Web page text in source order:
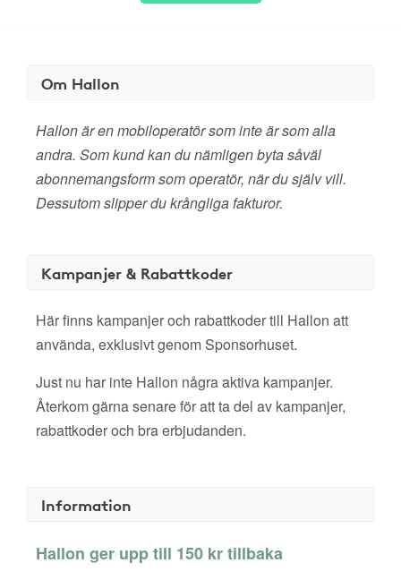
Om Hallon
Hallon är en mobiloperatör som inte är som alla
andra. Som kund kan du nämligen byta såväl
abonnemangsform som operatör, när du själv vill.
Dessutom slipper du krångliga fakturor.
Kampanjer & Rabattkoder
Här finns kampanjer och rabattkoder till Hallon att
använda, exklusivt genom Sponsorhuset.
Just nu har inte Hallon några aktiva kampanjer.
Återkom gärna senare för att ta del av kampanjer,
rabattkoder och bra erbjudanden.
Information
Hallon ger upp till 150 kr tillbaka